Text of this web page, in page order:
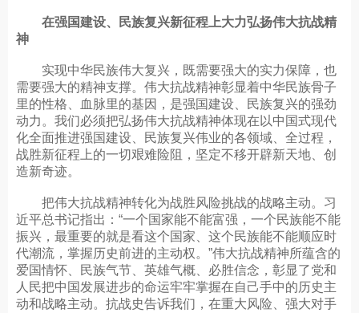
在强国建设、民族复兴新征程上大力弘扬伟大抗战精
神
实现中华民族伟大复兴，既需要强大的实力保障，也
需要强大的精神支撑。伟大抗战精神彰显着中华民族骨子
里的性格、血脉里的基因，是强国建设、民族复兴的强劲
动力。我们必须把弘扬伟大抗战精神体现在以中国式现代
化全面推进强国建设、民族复兴伟业的各领域、全过程，
战胜新征程上的一切艰难险阻，坚定不移开辟新天地、创
造新奇迹。
把伟大抗战精神转化为战胜风险挑战的战略主动。习
近平总书记指出：“一个国家能不能富强，一个民族能不能
振兴，最重要的就是看这个国家、这个民族能不能顺应时
代潮流，掌握历史前进的主动权。”伟大抗战精神所蕴含的
爱国情怀、民族气节、英雄气概、必胜信念，彰显了党和
人民把中国发展进步的命运牢牢掌握在自己手中的历史主
动和战略主动。抗战史告诉我们，在重大风险、强大对手